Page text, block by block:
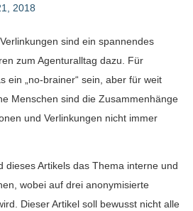
2018
sind ein spannendes
zum Agenturalltag dazu. Für
ein „no-brainer“ sein, aber für weit
Menschen sind die Zusammenhänge
und Verlinkungen nicht immer
dieses Artikels das Thema interne und
wobei auf drei anonymisierte
Dieser Artikel soll bewusst nicht alle